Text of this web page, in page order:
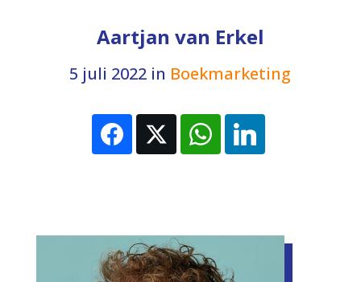
Aartjan van Erkel
5 juli 2022 in Boekmarketing